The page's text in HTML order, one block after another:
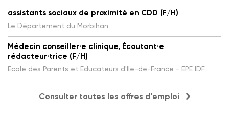
assistants sociaux de proximité en CDD (F/H)
Le Département du Morbihan
Médecin conseiller·e clinique, Écoutant·e
rédacteur·trice (F/H)
Ecole des Parents et Educateurs d'Ile-de-France - EPE IDF
Consulter toutes les offres d'emploi